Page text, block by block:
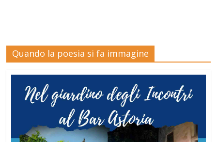
Quando la poesia si fa immagine